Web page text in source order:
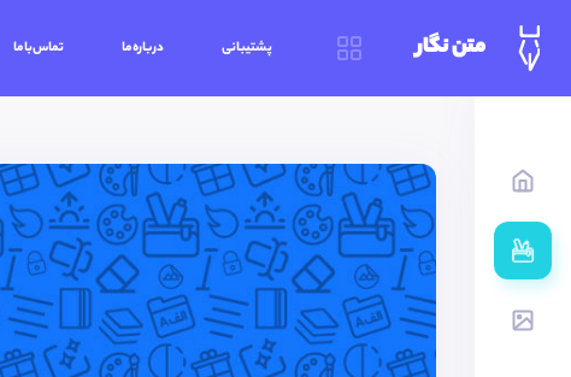
متن نگار پشتیبانی درباره‌ما تماس‌باما